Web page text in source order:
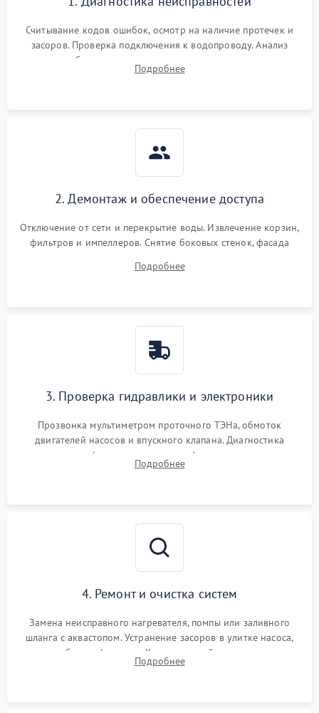
Считывание кодов ошибок, осмотр на наличие протечек и
засоров. Проверка подключения к водопроводу. Анализ
жалоб на отсутствие слива, нагрева, вращения
разбрызгивателей или срабатывание системы защиты
Подробнее
2. Демонтаж и обеспечение доступа
Отключение от сети и перекрытие воды. Извлечение корзин,
фильтров и импеллеров. Снятие боковых стенок, фасада
циркуляционному насосу, ТЭНу и сливной помпе.
Подробнее
3. Проверка гидравлики и электроники
Прозвонка мультиметром проточного ТЭНа, обмоток
двигателей насосов и впускного клапана. Диагностика
прессостата (датчика уровня воды), датчика мутности,
концевика дверцы и электронного модуля управления.
Подробнее
4. Ремонт и очистка систем
Замена неисправного нагревателя, помпы или заливного
шланга с аквастопом. Устранение засоров в улитке насоса,
патрубках и фильтрах. Компонентный ремонт платы
управления, восстановление поврежденной проводки.
Подробнее